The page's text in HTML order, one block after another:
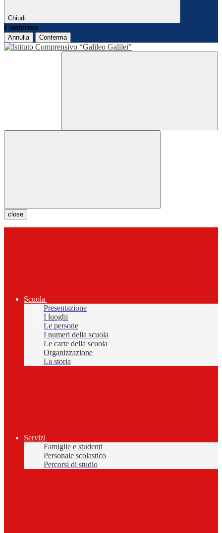
Chiudi
Conferma
Annulla Conferma
close
Scuola
Presentazione
I luoghi
Le persone
I numeri della scuola
Le carte della scuola
Organizzazione
La storia
Servizi
Famiglie e studenti
Personale scolastico
Percorsi di studio